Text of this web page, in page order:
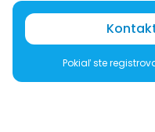
Pokiaľ ste